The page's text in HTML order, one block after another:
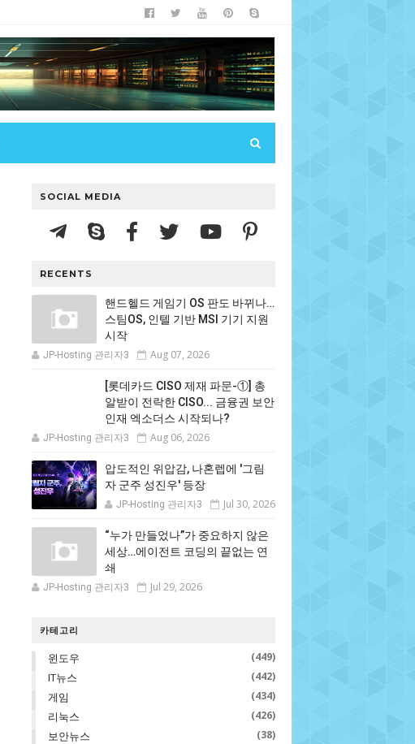
SOCIAL MEDIA
RECENTS
핸드헬드 게임기 OS 판도 바뀌나…
스팀OS, 인텔 기반 MSI 기기 지원
시작
JP-Hosting 관리자3 Aug 07, 2026
[롯데카드 CISO 제재 파문-①] 총
알받이 전락한 CISO... 금융권 보안
인재 엑소더스 시작되나?
JP-Hosting 관리자3 Aug 06, 2026
압도적인 위압감, 나혼렙에 '그림
자 군주 성진우' 등장
JP-Hosting 관리자3 Jul 30, 2026
“누가 만들었나”가 중요하지 않은
세상…에이전트 코딩의 끝없는 연
쇄
JP-Hosting 관리자3 Jul 29, 2026
카테고리
윈도우 (449)
IT뉴스 (442)
게임 (434)
리눅스 (426)
보안뉴스 (38)